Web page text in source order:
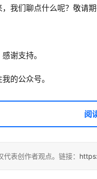
我们聊点什么呢？敬请期
谢支持。
的公众号。
阅
表创作者观点。链接：